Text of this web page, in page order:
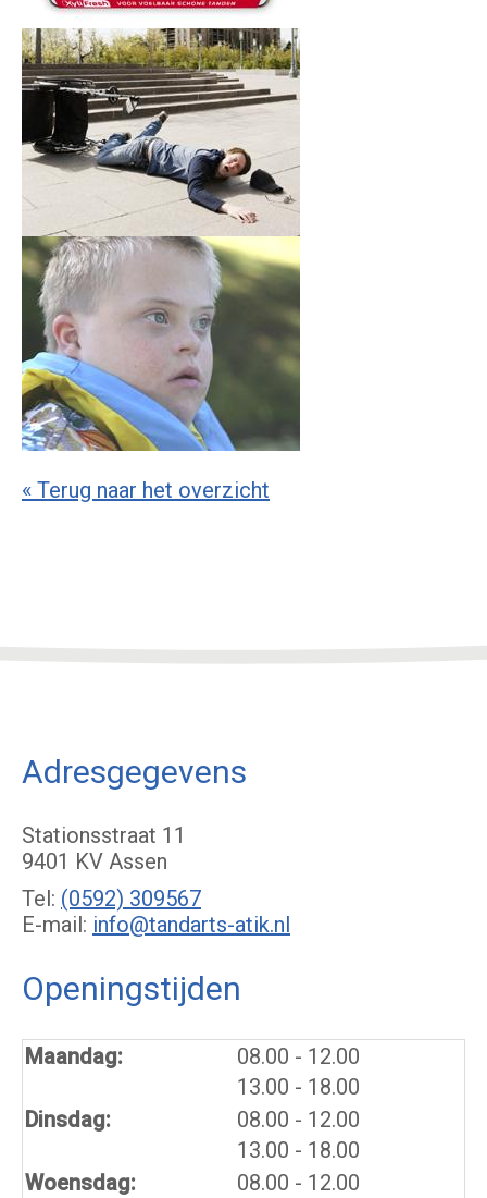
« Terug naar het overzicht
Adresgegevens
Stationsstraat 11
9401 KV Assen
Tel: (0592) 309567
E-mail: info@tandarts-atik.nl
Openingstijden
Maandag: 08.00 tot
- 12.00
13.00 tot
- 18.00
Dinsdag:
08.00 tot
- 12.00
13.00 tot
- 18.00
Woensdag:
08.00 tot
- 12.00